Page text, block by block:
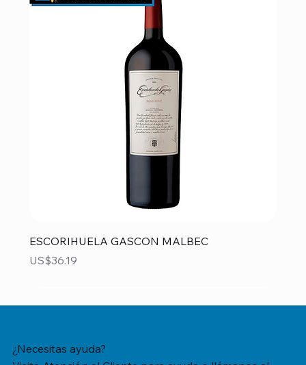
ESCORIHUELA GASCON MALBEC
Precio
US$36.19
¿Necesitas ayuda?